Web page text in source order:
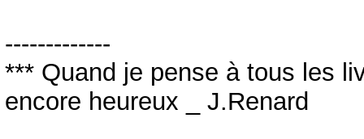
-------------
*** Quand je pense à tous les
encore heureux _ J.Renard